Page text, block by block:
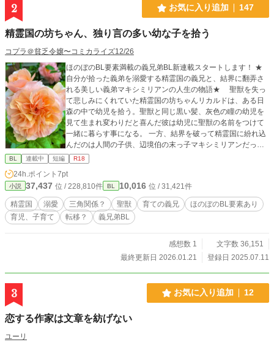
2 お気に入り追加 147
精霊国の坊ちゃん、独り言の多い幼な子を拾う
コプラ＠貧乏令嬢〜コミカライズ12/26
ほのぼのBL要素満載の義兄弟BL新連載スタートします！ ★
自分が拾った義弟を溺愛する精霊国の義兄と、結界に翻弄さ
れる美しい義弟マキシミリアンの人生の物語★ 聖獣を失っ
て悲しみにくれていた精霊国の坊ちゃんリカルドは、ある日
森の中で幼児を拾う。聖獣と同じ黒い髪、灰色の瞳の幼児を
見て生まれ変わりだと喜んだ彼は幼児に聖獣の名前をつけて
一緒に暮らす事になる。 一方、結界を破って精霊国に紛れ込
んだのは人間の子供、辺境伯の末っ子マキシミリアンだっ
た。記憶を失ったミリアンはライオネルと名付けられて戸惑
いながら義兄リカルドに溺愛されてスクスク成長する。 10
年後、自分が精霊国に紛れ込んだ年齢になったある日、ライ
オネルは全ての記憶を取り戻す。そして記憶の回復と同時
に、ライオネルはリカルドの前から忽然と姿を消してしま
う。 時間の流れが遅い人間の世界に戻ったライオネルことミ
リアンは、すっかり精霊国での記憶のほとんどを失ってしま
に一緒だった義兄の弟であるディランの助けもあって次第に
元の生活に慣れ始める。 数年後ミリアンとディランの仲が
BL 連載中 短編 R18
24h.ポイント 7pt
小説 37,437 位 / 228,810件 BL 10,016 位 / 31,421件
精霊国 溺愛 三角関係？ 聖獣 育ての義兄
ほのぼのBL要素あり
育児、子育て
転移？ 義兄弟BL
感想数 1
文字数 36,151
最終更新日 2026.01.21
登録日 2025.07.11
3 お気に入り追加 12
恋する作家は文章を紡げない
ユーリ